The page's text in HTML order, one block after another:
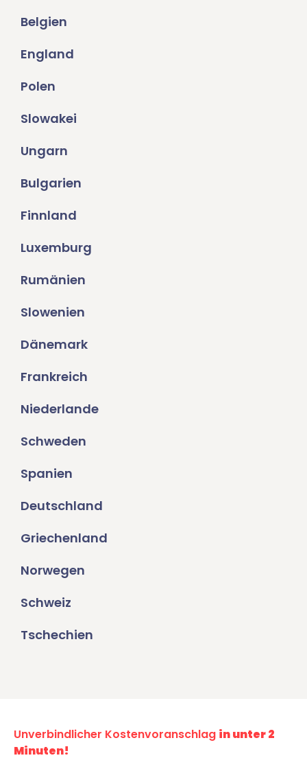
Belgien
England
Polen
Slowakei
Ungarn
Bulgarien
Finnland
Luxemburg
Rumänien
Slowenien
Dänemark
Frankreich
Niederlande
Schweden
Spanien
Deutschland
Griechenland
Norwegen
Schweiz
Tschechien
Unverbindlicher Kostenvoranschlag in unter 2
Minuten!